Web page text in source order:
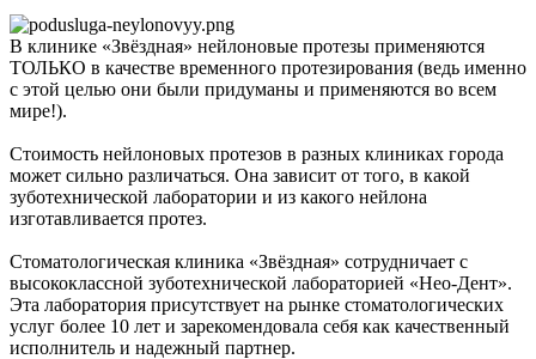
В клинике «Звёздная» нейлоновые протезы применяются
ТОЛЬКО в качестве временного протезирования (ведь именно
с этой целью они были придуманы и применяются во всем
мире!).
Стоимость нейлоновых протезов в разных клиниках города
может сильно различаться. Она зависит от того, в какой
зуботехнической лаборатории и из какого нейлона
изготавливается протез.
Стоматологическая клиника «Звёздная» сотрудничает с
высококлассной зуботехнической лабораторией «Нео-Дент».
Эта лаборатория присутствует на рынке стоматологических
услуг более 10 лет и зарекомендовала себя как качественный
исполнитель и надежный партнер.